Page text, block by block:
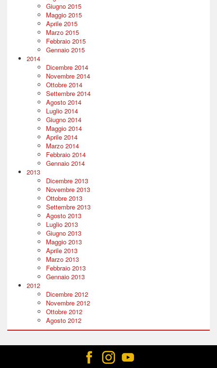
Giugno 2015
Maggio 2015
Aprile 2015
Marzo 2015
Febbraio 2015
Gennaio 2015
2014
Dicembre 2014
Novembre 2014
Ottobre 2014
Settembre 2014
Agosto 2014
Luglio 2014
Giugno 2014
Maggio 2014
Aprile 2014
Marzo 2014
Febbraio 2014
Gennaio 2014
2013
Dicembre 2013
Novembre 2013
Ottobre 2013
Settembre 2013
Agosto 2013
Luglio 2013
Giugno 2013
Maggio 2013
Aprile 2013
Marzo 2013
Febbraio 2013
Gennaio 2013
2012
Dicembre 2012
Novembre 2012
Ottobre 2012
Agosto 2012